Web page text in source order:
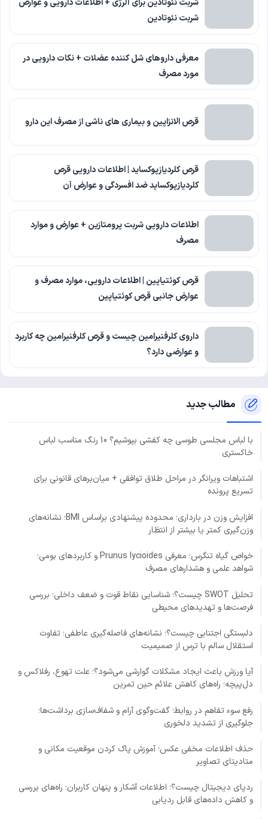
شربت نئوتادین برای آلرژی + اطلاعات دارویی و عوارض
شربت نئوتادین
معرفی داروهای شل کننده عضلات + نکات دارویی در
مورد مصرف
قرص الانزاپین و بیماری های ناشی از مصرف این دارو
قرص کلردیازپوکساید | اطلاعات دارویی قرص
کلردیازپوکساید ضد افسردگی و عوارض آن
اطلاعات دارویی شربت پرومتازین + عوارض و موارد
مصرف
قرص کوئتیاپین | اطلاعات دارویی، موارد مصرف و
عوارض جانبی قرص کوئتیاپین
داروی کلرفنیرامین چیست و قرص کلرفنیرامین چه کاربرد
و عوارضی دارد؟
مطالب جدید
با لباس مجلسی طوسی چه کفشی بپوشیم؟ 10 رنگ مناسب لباس
خاکستری
اشتباهات ویرانگر در مراحل طلاق توافقی + میان‌برهای قانونی برای
تسریع پرونده
افزایش وزن در بارداری؛ محدوده پیشنهادی براساس BMI؛ نشانه‌های
وزن‌گیری کمتر یا بیشتر از انتظار
خواص گیاه تنگرس؛ معرفی Prunus lycioides و کاربردهای بومی؛
شواهد علمی و هشدارهای مصرف
تحلیل SWOT چیست؟؛ شناسایی نقاط قوت و ضعف داخلی؛ بررسی
فرصت‌ها و تهدیدهای محیطی
دلبستگی اجتنابی چیست؟؛ نشانه‌های فاصله‌گیری عاطفی؛ تفاوت
استقلال سالم با ترس از صمیمیت
آیا ورزش باعث ایجاد مشکلات گوارشی می‌شود؟؛ علت تهوع، رفلاکس و
دل‌پیچه؛ راه‌های کاهش علائم حین تمرین
رفع سوء تفاهم در روابط؛ گفت‌وگوی آرام و شفاف‌سازی برداشت‌ها؛
جلوگیری از تشدید دلخوری
حذف اطلاعات مخفی عکس؛ آموزش پاک کردن موقعیت مکانی و
متادیتای تصاویر
ردپای دیجیتال چیست؟؛ اطلاعات آشکار و پنهان کاربران؛ راه‌های بررسی
و کاهش داده‌های قابل ردیابی